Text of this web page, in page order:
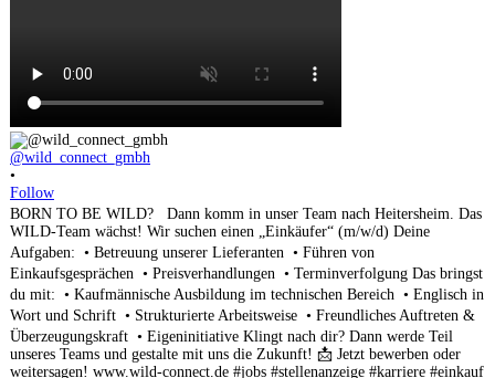
@wild_connect_gmbh
•
Follow
BORN TO BE WILD? Dann komm in unser Team nach Heitersheim. Das
WILD-Team wächst! Wir suchen einen „Einkäufer“ (m/w/d) Deine
Aufgaben: • Betreuung unserer Lieferanten • Führen von
Einkaufsgesprächen • Preisverhandlungen • Terminverfolgung Das bringst
du mit: • Kaufmännische Ausbildung im technischen Bereich • Englisch in
Wort und Schrift • Strukturierte Arbeitsweise • Freundliches Auftreten &
Überzeugungskraft • Eigeninitiative Klingt nach dir? Dann werde Teil
unseres Teams und gestalte mit uns die Zukunft! 📩 Jetzt bewerben oder
weitersagen! www.wild-connect.de #jobs #stellenanzeige #karriere #einkauf